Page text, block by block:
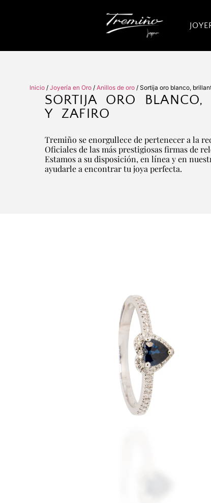
Inicio / Joyería en Oro / Anillos de oro / Sortija oro blanco,
SORTIJA ORO BLANCO,
Y ZAFIRO
Tremiño se enorgullece de pertenecer a la
Oficiales de las más prestigiosas firmas de
Estamos a su disposición, en línea y en
ayudarle a encontrar tu joya perfecta.